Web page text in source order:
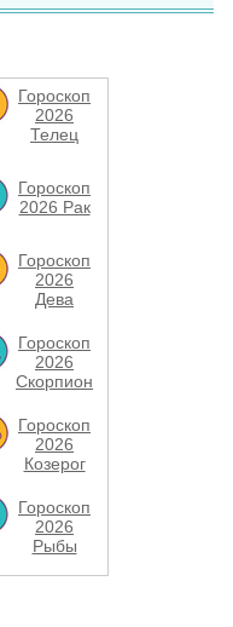
Гороскоп
2026
Телец
Гороскоп
2026 Рак
Гороскоп
2026
Дева
Гороскоп
2026
Скорпион
Гороскоп
2026
Козерог
Гороскоп
2026
Рыбы